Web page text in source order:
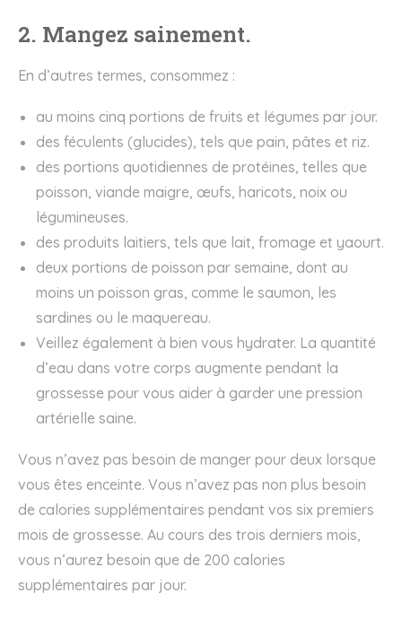
2. Mangez sainement.
En d’autres termes, consommez :
au moins cinq portions de fruits et légumes par jour.
des féculents (glucides), tels que pain, pâtes et riz.
des portions quotidiennes de protéines, telles que
poisson, viande maigre, œufs, haricots, noix ou
légumineuses.
des produits laitiers, tels que lait, fromage et yaourt.
deux portions de poisson par semaine, dont au
moins un poisson gras, comme le saumon, les
sardines ou le maquereau.
Veillez également à bien vous hydrater. La quantité
d’eau dans votre corps augmente pendant la
grossesse pour vous aider à garder une pression
artérielle saine.
Vous n’avez pas besoin de manger pour deux lorsque
vous êtes enceinte. Vous n’avez pas non plus besoin
de calories supplémentaires pendant vos six premiers
mois de grossesse. Au cours des trois derniers mois,
vous n’aurez besoin que de 200 calories
supplémentaires par jour.